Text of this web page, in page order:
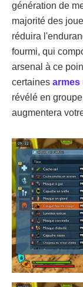
génération de
majorité des
réduira
fourmi, qui
arsenal à ce
certaines armes
révélé en
augmentera